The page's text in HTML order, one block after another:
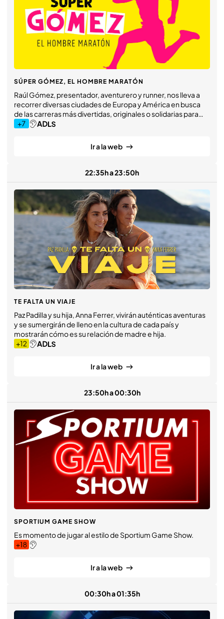
SÚPER GÓMEZ, EL HOMBRE MARATÓN
Raúl Gómez, presentador, aventurero y runner, nos lleva a
recorrer diversas ciudades de Europa y América en busca
de las carreras más divertidas, originales o solidarias para
conocer historias humanas emotivas y curiosas que pondrá
enclave a través de las vidas de sus moradores.
Ir a la web
22:35h a 23:50h
TE FALTA UN VIAJE
Paz Padilla y su hija, Anna Ferrer, vivirán auténticas aventuras
y se sumergirán de lleno en la cultura de cada país y
mostrarán cómo es su relación de madre e hija.
Ir a la web
23:50h a 00:30h
SPORTIUM GAME SHOW
Es momento de jugar al estilo de Sportium Game Show.
Ir a la web
00:30h a 01:35h